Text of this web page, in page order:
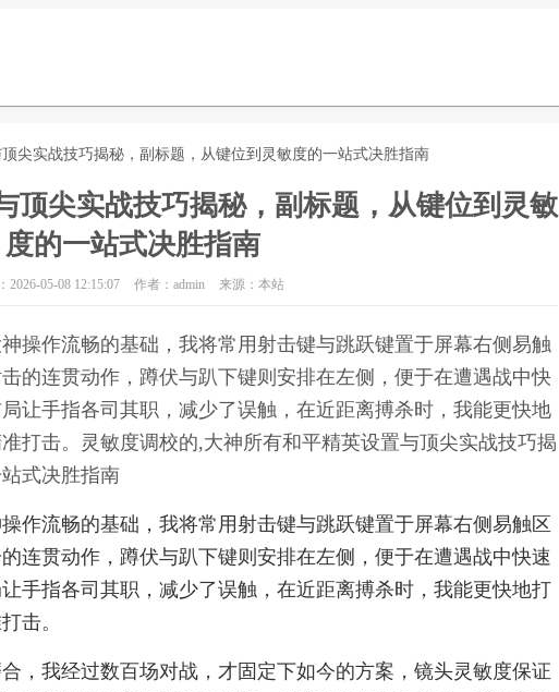
尖实战技巧揭秘，副标题，从键位到灵敏度的一站式决胜指南
顶尖实战技巧揭秘，副标题，从键位到灵敏
度的一站式决胜指南
2026-05-08 12:15:07 作者：admin 来源：本站
操作流畅的基础，我将常用射击键与跳跃键置于屏幕右侧易触
的连贯动作，蹲伏与趴下键则安排在左侧，便于在遭遇战中快
让手指各司其职，减少了误触，在近距离搏杀时，我能更快地
打击。灵敏度调校的,大神所有和平精英设置与顶尖实战技巧揭
式决胜指南
作流畅的基础，我将常用射击键与跳跃键置于屏幕右侧易触区
连贯动作，蹲伏与趴下键则安排在左侧，便于在遭遇战中快速
手指各司其职，减少了误触，在近距离搏杀时，我能更快地打
击。
，我经过数百场对战，才固定下如今的方案，镜头灵敏度保证